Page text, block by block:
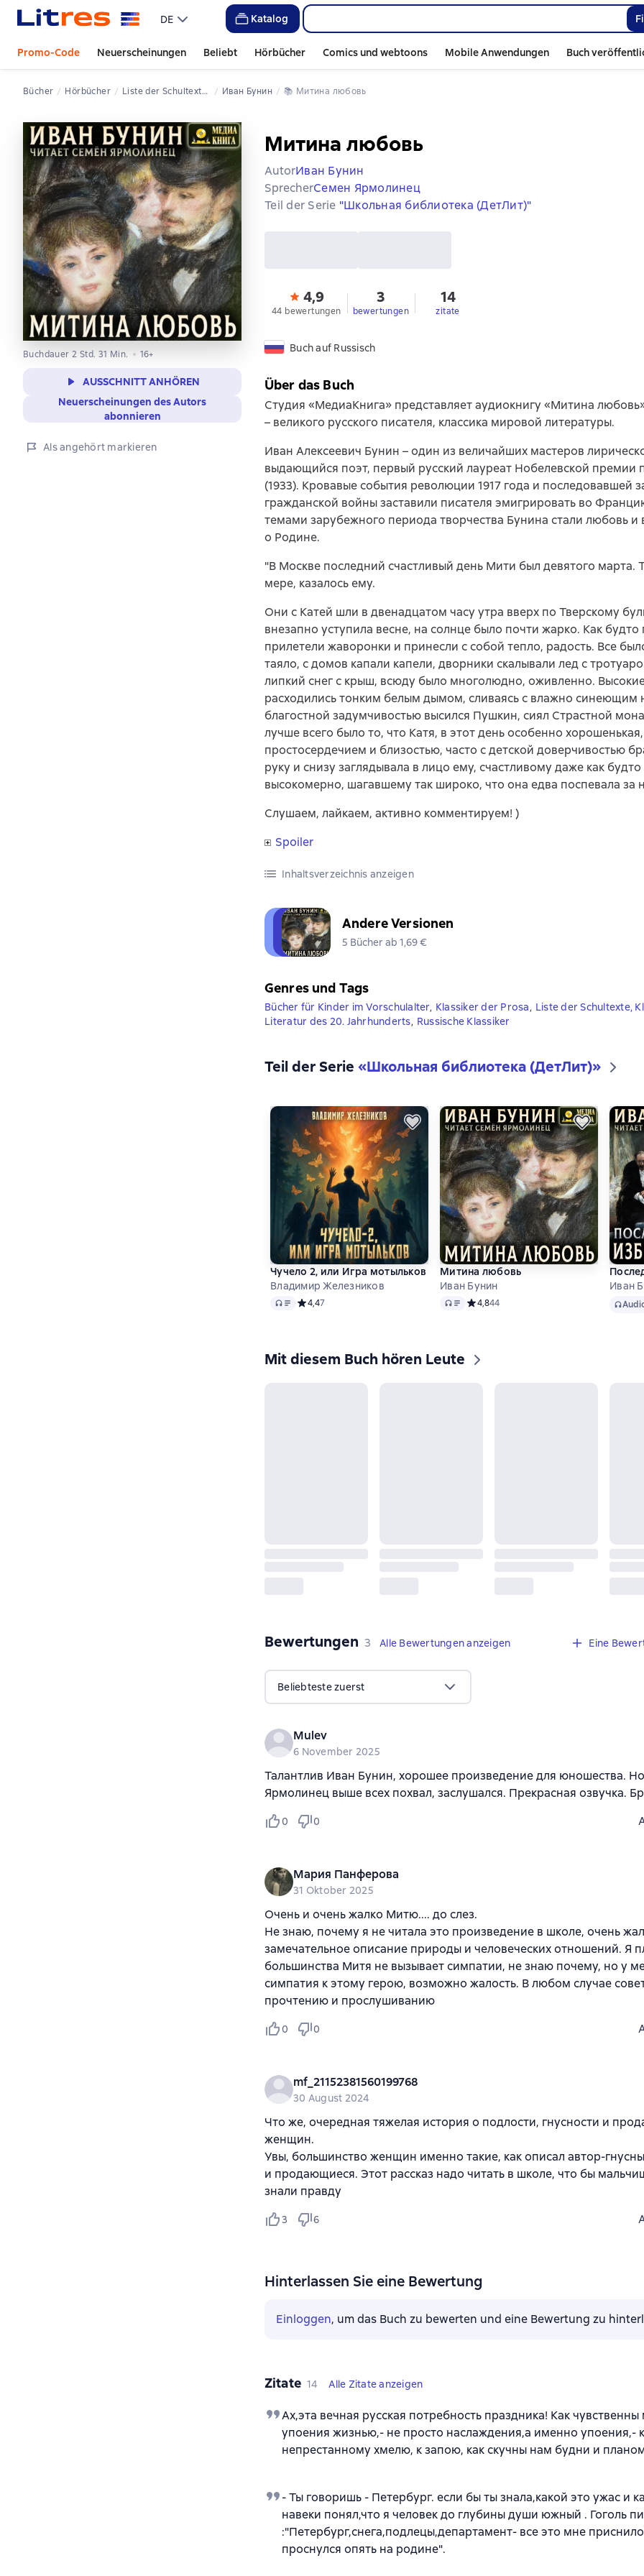
DE Katalog
Promo-Code Neuerscheinungen Beliebt Hörbücher Comics und webtoons Mobile Anwendungen Buch
Bücher Hörbücher Liste der Schultexte, Klassen 10-11 Иван Бунин 📚 Митина любовь
Buchdauer 2 Std. 31 Min. 16+
AUSSCHNITT ANHÖREN
Neuerscheinungen des Autors
abonnieren
Als angehört markieren
Митина любовь
AutorИван Бунин
SprecherСемен Ярмолинец
Teil der Serie "Школьная библиотека (ДетЛит)"
4,9
44 bewertungen
3
bewertungen
14
zitate
Buch auf Russisch
Über das Buch
Студия «МедиаКнига» представляет аудиокнигу «Митина
– великого русского писателя, классика мировой литературы.
Иван Алексеевич Бунин – один из величайших мастеров
выдающийся поэт, первый русский лауреат Нобелевской премии
(1933). Кровавые события революции 1917 года и последовавшей
гражданской войны заставили писателя эмигрировать во
темами зарубежного периода творчества Бунина стали любовь
о Родине.
"В Москве последний счастливый день Мити был девятого марта.
мере, казалось ему.
Они с Катей шли в двенадцатом часу утра вверх по Тверскому
внезапно уступила весне, на солнце было почти жарко. Как будто
прилетели жаворонки и принесли с собой тепло, радость. Все
таяло, с домов капали капели, дворники скалывали лед с
липкий снег с крыш, всюду было многолюдно, оживленно.
расходились тонким белым дымом, сливаясь с влажно синеющим
благостной задумчивостью высился Пушкин, сиял Страстной
лучше всего было то, что Катя, в этот день особенно
простосердечием и близостью, часто с детской доверчивостью
руку и снизу заглядывала в лицо ему, счастливому даже как будто
высокомерно, шагавшему так широко, что она едва поспевала за
Слушаем, лайкаем, активно комментируем! )
Spoiler
Inhaltsverzeichnis anzeigen
Andere Versionen
5 Bücher ab 1,69 €
Genres und Tags
Bücher für Kinder im Vorschulalter, Klassiker der Prosa, Liste der Schultexte,
Literatur des 20. Jahrhunderts, Russische Klassiker
Teil der Serie «Школьная библиотека (ДетЛит)»
Чучело 2, или Игра мотыльков
Владимир Железников
Audio Средний рейтинг 4,4 на основе 7 оценок
4,47
Митина любовь
Иван Бунин
Audio Средний рейтинг 4,8 на основе 44 оценок
4,844
Иван
Audio
Mit diesem Buch hören Leute
Bewertungen 3 Bewertungen
3 Alle Bewertungen anzeigen Eine
Beliebteste zuerst
Mulev
6 November 2025
Талантлив Иван Бунин, хорошее произведение для юношества.
Ярмолинец выше всех похвал, заслушался. Прекрасная озвучка.
0 0
Мария Панферова
31 Oktober 2025
Очень и очень жалко Митю.... до слез.
Не знаю, почему я не читала это произведение в школе, очень
замечательное описание природы и человеческих отношений. Я
большинства Митя не вызывает симпатии, не знаю почему, но у
симпатия к этому герою, возможно жалость. В любом случае
прочтению и прослушиванию
0 0
mf_21152381560199768
30 August 2024
Что же, очередная тяжелая история о подлости, гнусности и
женщин.
Увы, большинство женщин именно такие, как описал автор-
и продающиеся. Этот рассказ надо читать в школе, что бы
знали правду
3 6
Hinterlassen Sie eine Bewertung
Einloggen, um das Buch zu bewerten und eine Bewertung zu
Zitate 14 Alle Zitate anzeigen
Ах,эта вечная русская потребность праздника! Как
упоения жизнью,- не просто наслаждения,а именно упоения,-
непрестанному хмелю, к запою, как скучны нам будни и
- Ты говоришь - Петербург. если бы ты знала,какой это ужас и
навеки понял,что я человек до глубины души южный . Гоголь
:"Петербург,снега,подлецы,департамент- все это мне
проснулся опять на родине".